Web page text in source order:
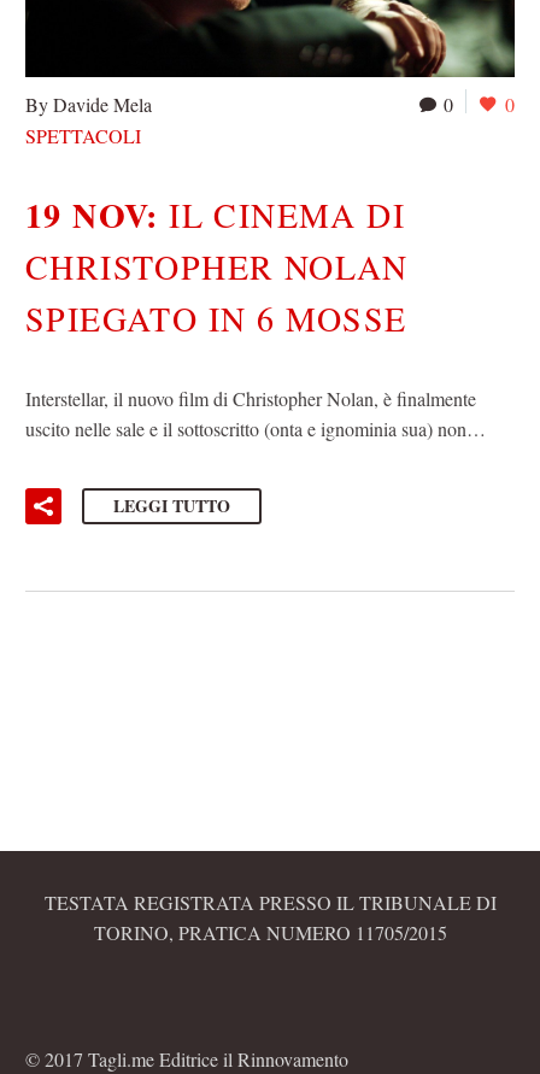
0 0
By Davide Mela
SPETTACOLI
19 NOV:IL CINEMA DI
CHRISTOPHER NOLAN
SPIEGATO IN 6 MOSSE
Interstellar, il nuovo film di Christopher Nolan, è finalmente
uscito nelle sale e il sottoscritto (onta e ignominia sua) non…
LEGGI TUTTO
TESTATA REGISTRATA PRESSO IL TRIBUNALE DI
TORINO, PRATICA NUMERO 11705/2015
© 2017 Tagli.me Editrice il Rinnovamento